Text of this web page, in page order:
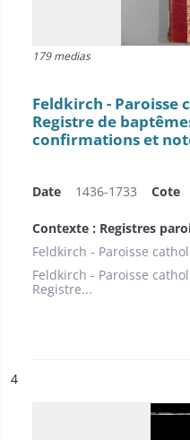
179 medias
Feldkirch - Paroisse
Registre de
confirmations et
Date 1436-1733 Cote
Contexte : Registres
Feldkirch - Paroisse
Feldkirch - Paroisse
Registre...
n°
4